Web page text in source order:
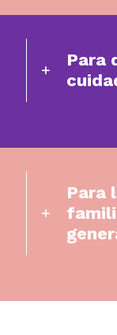
Para
Para